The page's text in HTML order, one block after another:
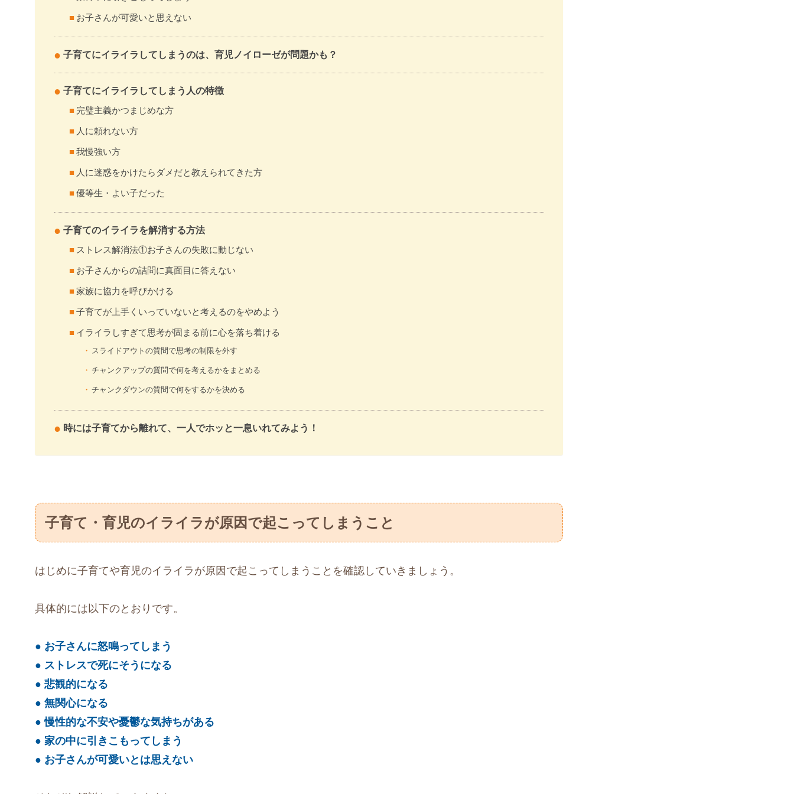
お子さんが可愛いと思えない
子育てにイライラしてしまうのは、育児ノイローゼが問題かも？
子育てにイライラしてしまう人の特徴
完璧主義かつまじめな方
人に頼れない方
我慢強い方
人に迷惑をかけたらダメだと教えられてきた方
優等生・よい子だった
子育てのイライラを解消する方法
ストレス解消法①お子さんの失敗に動じない
お子さんからの詰問に真面目に答えない
家族に協力を呼びかける
子育てが上手くいっていないと考えるのをやめよう
イライラしすぎて思考が固まる前に心を落ち着ける
スライドアウトの質問で思考の制限を外す
チャンクアップの質問で何を考えるかをまとめる
チャンクダウンの質問で何をするかを決める
時には子育てから離れて、一人でホッと一息いれてみよう！
子育て・育児のイライラが原因で起こってしまうこと
はじめに子育てや育児のイライラが原因で起こってしまうことを確認していきましょう。
具体的には以下のとおりです。
● お子さんに怒鳴ってしまう
● ストレスで死にそうになる
● 悲観的になる
● 無関心になる
● 慢性的な不安や憂鬱な気持ちがある
● 家の中に引きこもってしまう
● お子さんが可愛いとは思えない